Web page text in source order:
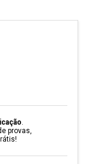
.
provas,